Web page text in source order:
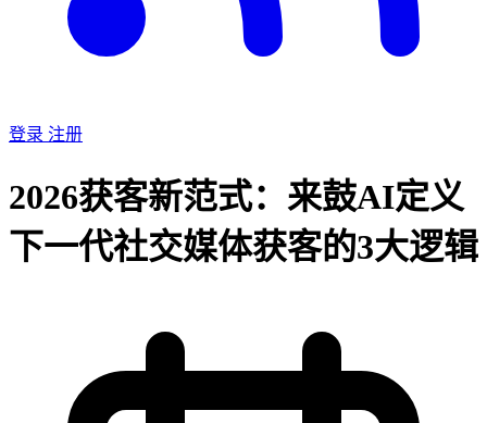
登录 注册
2026获客新范式：来鼓AI定义
下一代社交媒体获客的3大逻辑